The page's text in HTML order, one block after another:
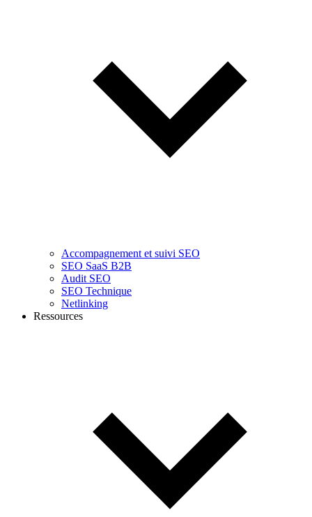
Accompagnement et suivi SEO
SEO SaaS B2B
Audit SEO
SEO Technique
Netlinking
Ressources